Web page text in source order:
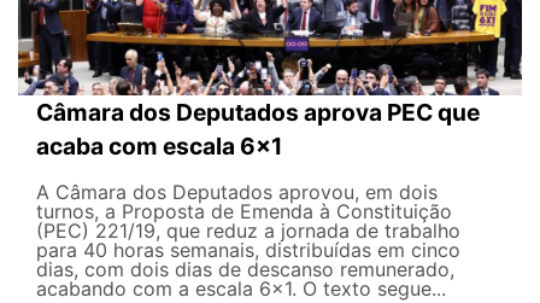
Câmara dos Deputados aprova PEC que
acaba com escala 6x1
A Câmara dos Deputados aprovou, em dois
turnos, a Proposta de Emenda à Constituição
(PEC) 221/19, que reduz a jornada de trabalho
para 40 horas semanais, distribuídas em cinco
dias, com dois dias de descanso remunerado,
acabando com a escala 6x1. O texto segue...